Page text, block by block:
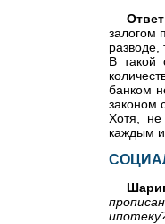
Ответ
залогом
разводе,
В такой
банком
законом
Хотя, не
каждым